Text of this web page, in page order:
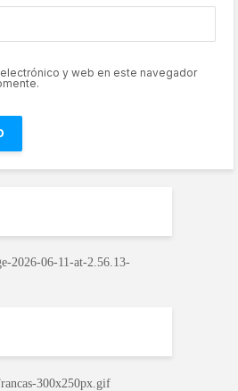
y web en este navegador